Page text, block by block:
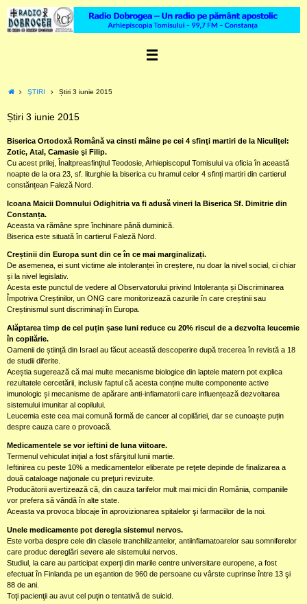
content
HomeŞTIRI Știri 3 iunie 2015
Știri 3 iunie 2015
Biserica Ortodoxă Română va cinsti mâine pe cei 4 sfinţi martiri de la Niculiţel:
Zotic, Atal, Camasie şi Filip.
Cu acest prilej, Înaltpreasfinţitul Teodosie, Arhiepiscopul Tomisului va oficia în această
noapte de la ora 23, sf. liturghie la biserica cu hramul celor 4 sfinți martiri din cartierul
constănțean Faleză Nord.
Icoana Maicii Domnului Odighitria va fi adusă vineri la Biserica Sf. Dimitrie din
Constanța.
Aceasta va rămâne spre închinare până duminică.
Biserica este situată în cartierul Faleză Nord.
Creștinii din Europa sunt din ce în ce mai marginalizați.
De asemenea, ei sunt victime ale intoleranței în creștere, nu doar la nivel social, ci chiar
și la nivel legislativ.
Acesta este punctul de vedere al Observatorului privind Intoleranța și Discriminarea
Împotriva Creștinilor, un ONG care monitorizează cazurile în care creștinii sau
Creștinismul sunt discriminaţi în Europa.
Alăptarea timp de cel puțin șase luni reduce cu 20% riscul de a dezvolta leucemie
în copilărie.
Oamenii de știință din Israel au făcut această descoperire după trecerea în revistă a 18
de studii diferite.
Aceștia sugerează că mai multe mecanisme biologice din laptele matern pot explica
rezultatele cercetării, inclusiv faptul că acesta conține multe componente active
imunologic și mecanisme de apărare anti-inflamatorii care influențează dezvoltarea
sistemului imunitar al copilului.
Leucemia este cea mai comună formă de cancer al copilăriei, dar se cunoaște puțin
despre cauza care o provoacă.
Medicamentele se vor ieftini de luna viitoare.
Termenul vehiculat iniţial a fost sfârşitul lunii martie.
Ieftinirea cu peste 10% a medicamentelor eliberate pe reţete depinde de finalizarea a
două cataloage naţionale cu preţuri revizuite.
Producătorii avertizează că, din cauza tarifelor mult mai mici din România, companiile
vor prefera să vândă în alte state.
Aceasta va provoca blocaje în aprovizionarea spitalelor şi farmaciilor de la noi.
Unele medicamente pot deregla sistemul nervos.
Este vorba despre cele din clasele tranchilizantelor, antiinflamatoarelor sau somniferelor
care produc dereglări severe ale sistemului nervos.
Studiul, la care au participat experţi din marile centre universitare europene, a fost
efectuat în Finlanda pe un eşantion de 960 de persoane cu vârste cuprinse între 13 şi
88 de ani.
Toţi pacienţii au avut cel puţin o tentativă de suicid.